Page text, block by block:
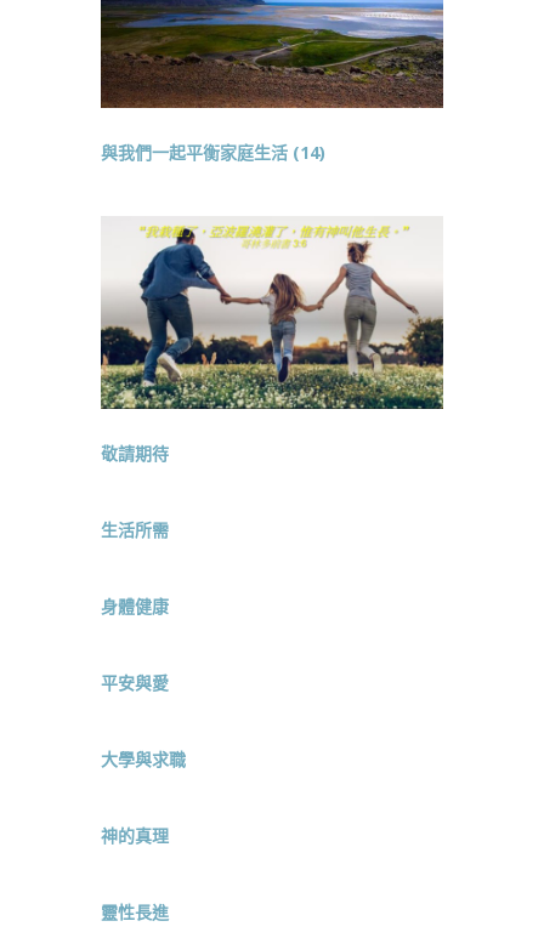
與我們一起平衡家庭生活 (14)
敬請期待
生活所需
身體健康
平安與愛
大學與求職
神的真理
靈性長進